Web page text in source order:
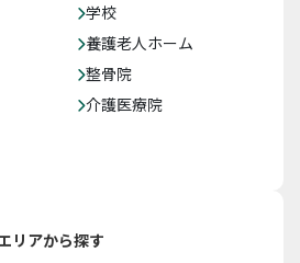
学校
養護老人ホーム
整骨院
介護医療院
リアから探す